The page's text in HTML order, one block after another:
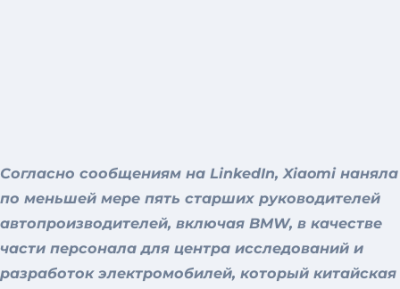
Согласно сообщениям на LinkedIn, Xiaomi наняла
по меньшей мере пять старших руководителей
автопроизводителей, включая BMW, в качестве
части персонала для центра исследований и
разработок электромобилей, который китайская